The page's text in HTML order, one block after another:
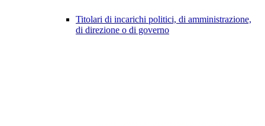
Titolari di incarichi politici, di amministrazione,
di direzione o di governo